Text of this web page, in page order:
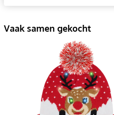
Vaak samen gekocht